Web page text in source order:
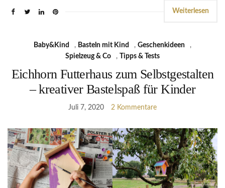
Weiterlesen
Baby&Kind , Basteln mit Kind , Geschenkideen
,
Spielzeug & Co
, Tipps & Tests
Eichhorn Futterhaus zum Selbstgestalten
– kreativer Bastelspaß für Kinder
Juli 7, 2020 2 Kommentare